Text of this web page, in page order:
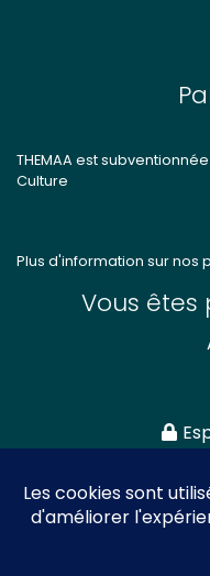
THEMAA est
Culture
Plus d'information sur nos
Vous êtes